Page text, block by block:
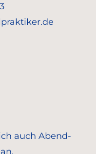
auch Abend-